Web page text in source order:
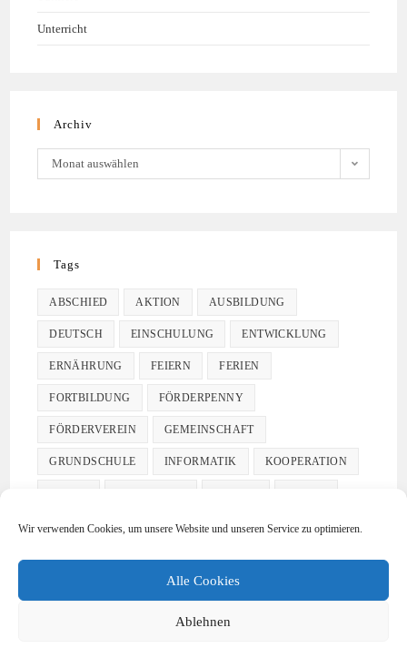
Wir verwenden Cookies, um unsere Website und unseren Service zu optimieren.
Alle Cookies
Ablehnen
Unterricht
Archiv
Monat auswählen
Tags
ABSCHIED AKTION AUSBILDUNG
DEUTSCH EINSCHULUNG ENTWICKLUNG
ERNÄHRUNG FEIERN FERIEN
FORTBILDUNG FÖRDERPENNY
FÖRDERVEREIN GEMEINSCHAFT
GRUNDSCHULE INFORMATIK KOOPERATION
MUSIK SCHULFAMILIE SOZIALES LERNEN
SPASS SPORT UMWELT